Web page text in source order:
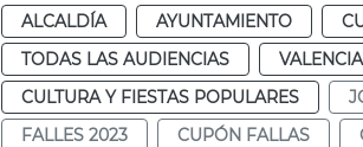
ALCALDÍA AYUNTAMIENTO
TODAS LAS AUDIENCIAS
VALENCIA
CULTURA Y FIESTAS POPULARES
FALLES 2023
CUPÓN FALLAS